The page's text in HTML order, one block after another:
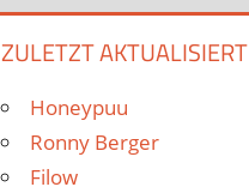
ZULETZT AKTUALISIERT
Honeypuu
Ronny Berger
Filow